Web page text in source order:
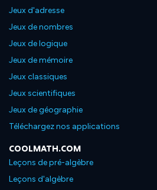
Jeux d'adresse
Jeux de nombres
Jeux de logique
Jeux de mémoire
Jeux classiques
Jeux scientifiques
Jeux de géographie
Téléchargez nos applications
COOLMATH.COM
Leçons de pré-algèbre
Leçons d'algèbre